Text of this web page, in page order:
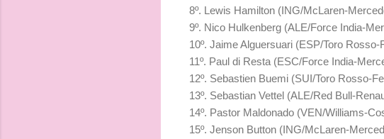
8º. Lewis Hamilton (ING/McLaren-
9º. Nico Hulkenberg (ALE/Force India-
10º. Jaime Alguersuari (ESP/Toro
11º. Paul di Resta (ESC/Force India-
12º. Sebastien Buemi (SUI/Toro Rosso-
13º. Sebastian Vettel (ALE/Red Bull-
14º. Pastor Maldonado (VEN/Williams-
15º. Jenson Button (ING/McLaren-